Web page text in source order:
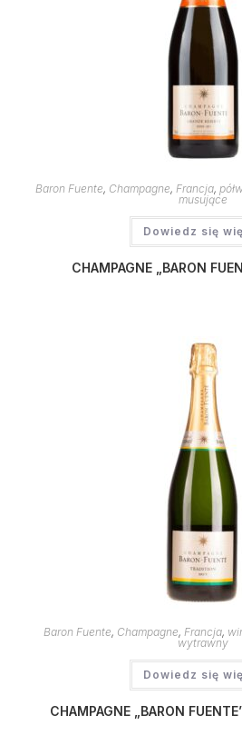
Baron Fuente, Champagne, Francja,
musujące
Dowiedz się
CHAMPAGNE „BARON
Baron Fuente, Champagne, Francja,
wytrawny
Dowiedz się
CHAMPAGNE „BARON